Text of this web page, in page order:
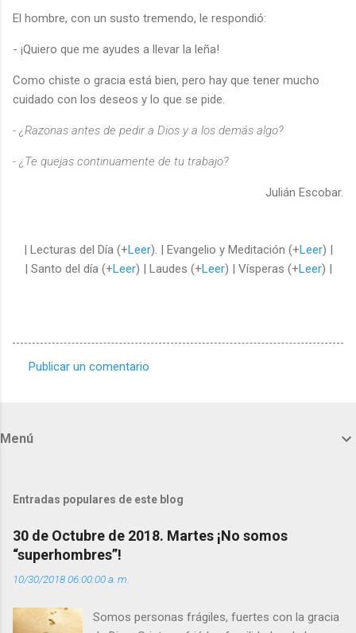
El hombre, con un susto tremendo, le respondió:
- ¡Quiero que me ayudes a llevar la leña!
Como chiste o gracia está bien, pero hay que tener mucho
cuidado con los deseos y lo que se pide.
- ¿Razonas antes de pedir a Dios y a los demás algo?
- ¿Te quejas continuamente de tu trabajo?
Julián Escobar.
| Lecturas del Día (+Leer). | Evangelio y Meditación (+Leer) |
| Santo del día (+Leer) | Laudes (+Leer) | Vísperas (+Leer) |
t
r
i
o
s
Publicar un comentario
Menú
Entradas populares de este blog
30 de Octubre de 2018. Martes ¡No somos
“superhombres”!
10/30/2018 06:00:00 a. m.
Somos personas frágiles, fuertes con la gracia